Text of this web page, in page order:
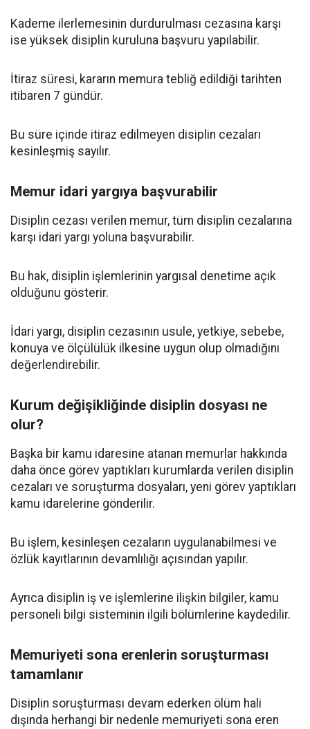
Kademe ilerlemesinin durdurulması cezasına karşı
ise yüksek disiplin kuruluna başvuru yapılabilir.
İtiraz süresi, kararın memura tebliğ edildiği tarihten
itibaren 7 gündür.
Bu süre içinde itiraz edilmeyen disiplin cezaları
kesinleşmiş sayılır.
Memur idari yargıya başvurabilir
Disiplin cezası verilen memur, tüm disiplin cezalarına
karşı idari yargı yoluna başvurabilir.
Bu hak, disiplin işlemlerinin yargısal denetime açık
olduğunu gösterir.
İdari yargı, disiplin cezasının usule, yetkiye, sebebe,
konuya ve ölçülülük ilkesine uygun olup olmadığını
değerlendirebilir.
Kurum değişikliğinde disiplin dosyası ne
olur?
Başka bir kamu idaresine atanan memurlar hakkında
daha önce görev yaptıkları kurumlarda verilen disiplin
cezaları ve soruşturma dosyaları, yeni görev yaptıkları
kamu idarelerine gönderilir.
Bu işlem, kesinleşen cezaların uygulanabilmesi ve
özlük kayıtlarının devamlılığı açısından yapılır.
Ayrıca disiplin iş ve işlemlerine ilişkin bilgiler, kamu
personeli bilgi sisteminin ilgili bölümlerine kaydedilir.
Memuriyeti sona erenlerin soruşturması
tamamlanır
Disiplin soruşturması devam ederken ölüm hali
dışında herhangi bir nedenle memuriyeti sona eren